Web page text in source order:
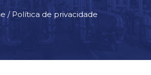
/ Política de privacidade